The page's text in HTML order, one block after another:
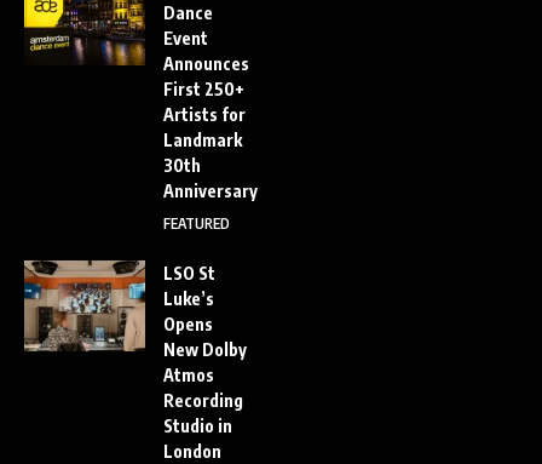
Dance
Event
Announces
First 250+
Artists for
Landmark
30th
Anniversary
FEATURED
LSO St
Luke’s
Opens
New Dolby
Atmos
Recording
Studio in
London